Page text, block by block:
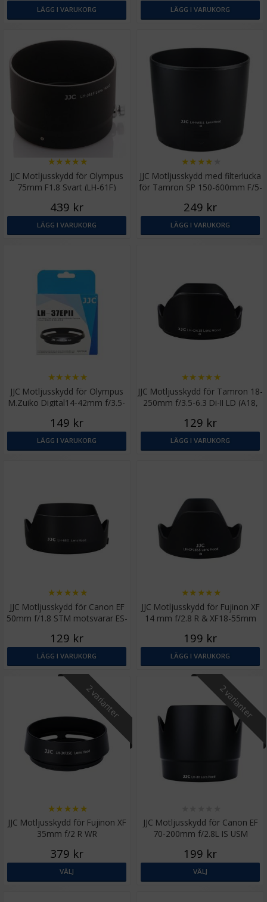
LÄGG I VARUKORG LÄGG I VARUKORG
JJC Motljusskydd för Olympus
75mm F1.8 Svart (LH-61F)
★★★★★
439 kr
LÄGG I VARUKORG
JJC Motljusskydd med filterlucka
för Tamron SP 150-600mm F/5-
★★★★
249 kr
LÄGG I VARUKORG
JJC Motljusskydd för Olympus
M.Zuiko Digital14-42mm f/3.5-
★★★★★
149 kr
LÄGG I VARUKORG
JJC Motljusskydd för Tamron 18-
250mm f/3.5-6.3 Di-II LD (A18,
★★★★★
129 kr
LÄGG I VARUKORG
JJC Motljusskydd för Canon EF
50mm f/1.8 STM motsvarar ES-
★★★★★
129 kr
LÄGG I VARUKORG
JJC Motljusskydd för Fujinon XF
14 mm f/2.8 R & XF18-55mm
★★★★★
199 kr
LÄGG I VARUKORG
2 varianter
JJC Motljusskydd för Fujinon XF
35mm f/2 R WR
★★★★★
379 kr
VÄLJ
2 varianter
JJC Motljusskydd för Canon EF
70-200mm f/2.8L IS USM
199 kr
VÄLJ